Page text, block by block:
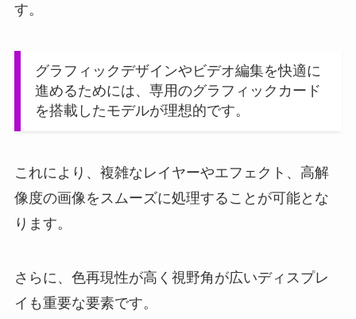
す。
グラフィックデザインやビデオ編集を快適に
進めるためには、専用のグラフィックカード
を搭載したモデルが理想的です。
これにより、複雑なレイヤーやエフェクト、高解
像度の画像をスムーズに処理することが可能とな
ります。
さらに、色再現性が高く視野角が広いディスプレ
イも重要な要素です。